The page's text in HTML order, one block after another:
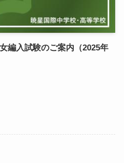
編入試験のご案内（2025年